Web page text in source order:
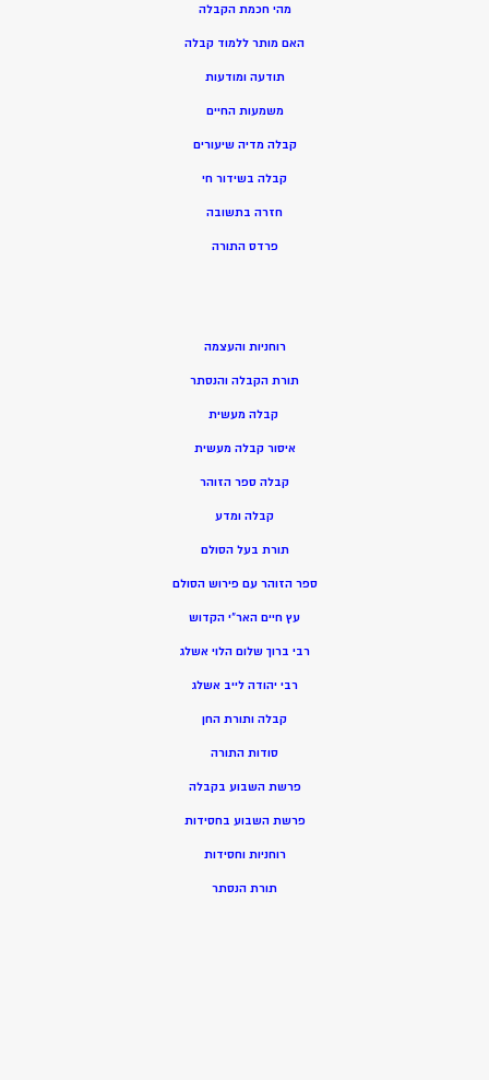
מהי חכמת הקבלה
האם מותר ללמוד קבלה
תודעה ומודעות
משמעות החיים
קבלה מדיה שיעורים
קבלה בשידור חי
חזרה בתשובה
פרדס התורה
רוחניות והעצמה
תורת הקבלה והנסתר
קבלה מעשית
איסור קבלה מעשית
קבלה ספר הזוהר
קבלה ומדע
תורת בעל הסולם
ספר הזוהר עם פירוש הסולם
עץ חיים האר”י הקדוש
רבי ברוך שלום הלוי אשלג
רבי יהודה לייב אשלג
קבלה ותורת החן
סודות התורה
פרשת השבוע בקבלה
פרשת השבוע בחסידות
רוחניות וחסידות
תורת הנסתר